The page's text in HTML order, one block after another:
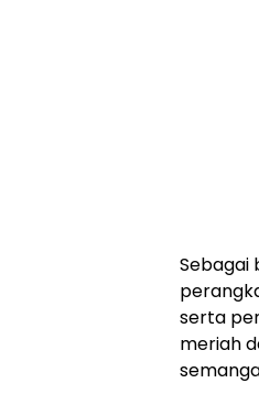
Sebagai
serta
meriah